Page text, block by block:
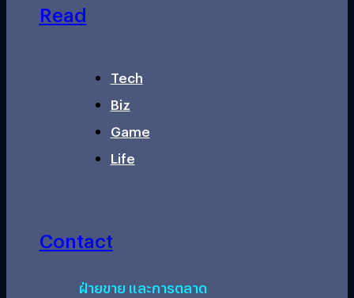
Read
Tech
Biz
Game
Life
Contact
ฝ่ายขาย และการตลาด